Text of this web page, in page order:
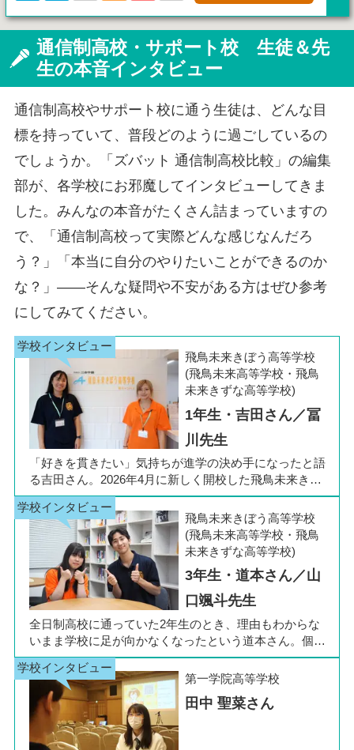
通信制高校・サポート校 生徒＆先
生の本音インタビュー
通信制高校やサポート校に通う生徒は、どんな目
標を持っていて、普段どのように過ごしているの
でしょうか。「ズバット 通信制高校比較」の編集
部が、各学校にお邪魔してインタビューしてきま
した。みんなの本音がたくさん詰まっていますの
で、「通信制高校って実際どんな感じなんだろ
う？」「本当に自分のやりたいことができるのか
な？」――そんな疑問や不安がある方はぜひ参考
にしてみてください。
飛鳥未来きぼう高等学校
(飛鳥未来高等学校・飛鳥
未来きずな高等学校)
1年生・吉田さん／冨
川先生
「好きを貫きたい」気持ちが進学の決め手になったと語
る吉田さん。2026年4月に新しく開校した飛鳥未来きぼ
う高等学校 柏キャンパスの1年生です。彼女は中学3年
生の公立入試直前に「自分らしく過ごしながら夢に近づ
ける環境を選びたい」と思い、進路変更を決意しまし
た。今回は吉田さん、同キャンパスの冨川先生に、通信
制高校の学校生活の様子や雰囲気、行事について語って
いただきました。お互いの話からは、日々の何気ない会
話や行事を通じて育まれた、先生と生徒の温かな信頼関
係もうかがえました。
飛鳥未来きぼう高等学校
(飛鳥未来高等学校・飛鳥
未来きずな高等学校)
3年生・道本さん／山
口颯斗先生
全日制高校に通っていた2年生のとき、理由もわからな
いまま学校に足が向かなくなったという道本さん。個別
相談会で感じた先生の「温かさ」を決め手に、飛鳥未来
きぼう高等学校の町田キャンパスへの転入を選びまし
た。現在は同校に3年生として在籍しながら、オープン
キャンパスでは未来の後輩たちのサポート役「キャス
ト」として活躍しています。同校の山口颯斗先生ととも
に、通信制ならではの人との関わりや、自分らしく過ご
第一学院高等学校
田中 聖菜さん